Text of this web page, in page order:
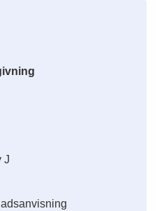
J